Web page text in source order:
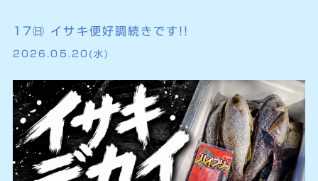
17㈰ イサキ便好調続きです!!
2026.05.20(水)